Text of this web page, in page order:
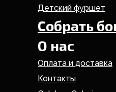
О нас
Оплата и доставка
Контакты
Детский фуршет
Собрать